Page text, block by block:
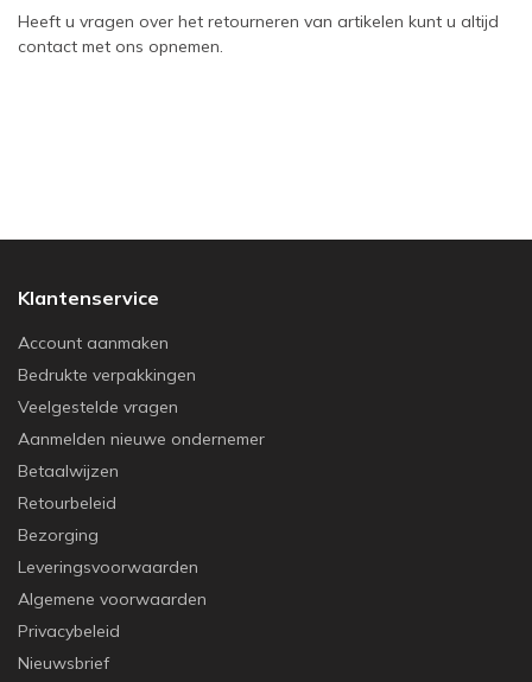
Heeft u vragen over het retourneren van artikelen kunt u altijd
contact met ons opnemen.
Klantenservice
Account aanmaken
Bedrukte verpakkingen
Veelgestelde vragen
Aanmelden nieuwe ondernemer
Betaalwijzen
Retourbeleid
Bezorging
Leveringsvoorwaarden
Algemene voorwaarden
Privacybeleid
Nieuwsbrief